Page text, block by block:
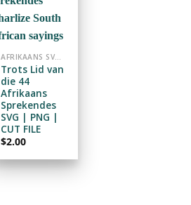
ADD TO
WISHLIST
AFRIKAANS SVG / PNG / CUTFILE
Trots Lid van
die 44
Afrikaans
Sprekendes
SVG | PNG |
CUT FILE
$2.00